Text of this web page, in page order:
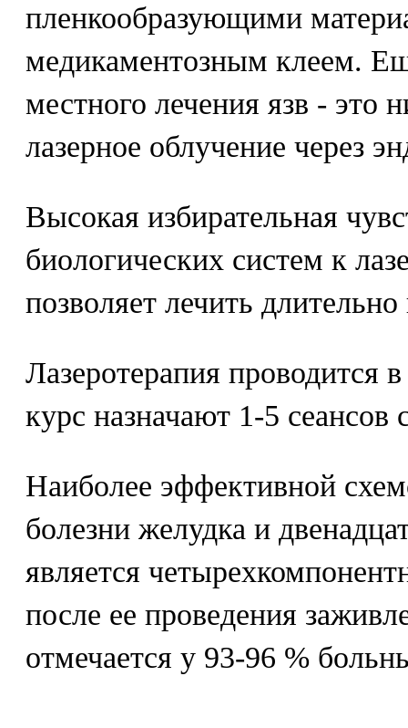
пленкообразующими
медикаментозным клеем.
местного лечения язв - это
лазерное облучение через
Высокая избирательная
биологических систем к
позволяет лечить
Лазеротерапия проводится
курс назначают 1-5 сеансов
Наиболее эффективной
болезни желудка и
является
после ее проведения
отмечается у 93-96 %